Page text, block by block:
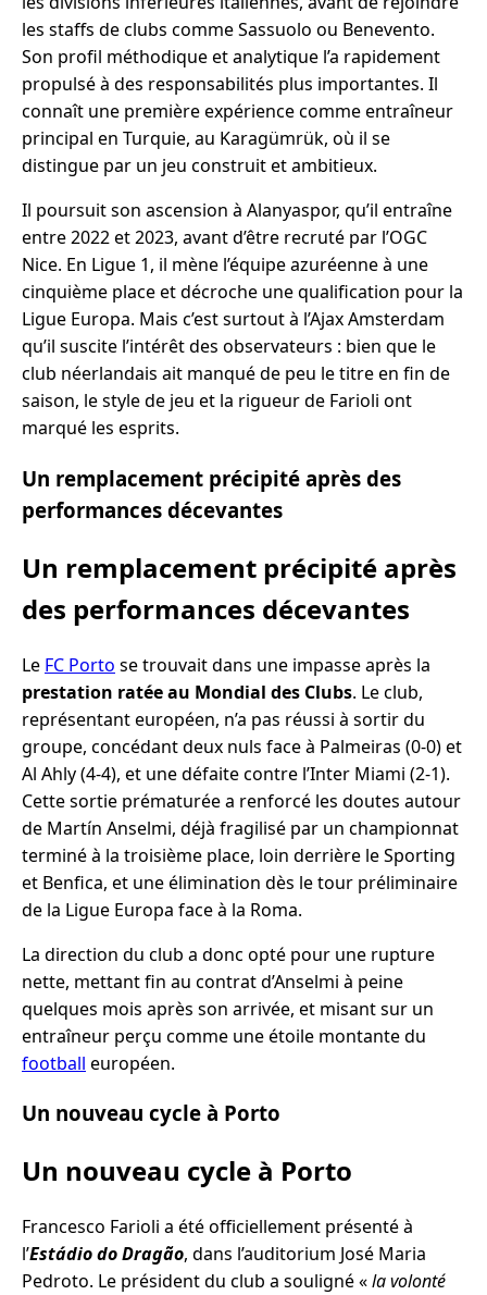
les staffs de clubs comme Sassuolo ou Benevento.
Son profil méthodique et analytique l’a rapidement
propulsé à des responsabilités plus importantes. Il
connaît une première expérience comme entraîneur
principal en Turquie, au Karagümrük, où il se
distingue par un jeu construit et ambitieux.
Il poursuit son ascension à Alanyaspor, qu’il entraîne
entre 2022 et 2023, avant d’être recruté par l’OGC
Nice. En Ligue 1, il mène l’équipe azuréenne à une
cinquième place et décroche une qualification pour la
Ligue Europa. Mais c’est surtout à l’Ajax Amsterdam
qu’il suscite l’intérêt des observateurs : bien que le
club néerlandais ait manqué de peu le titre en fin de
saison, le style de jeu et la rigueur de Farioli ont
marqué les esprits.
Un remplacement précipité après des
performances décevantes
Un remplacement précipité après
des performances décevantes
Le FC Porto se trouvait dans une impasse après la
prestation ratée au Mondial des Clubs. Le club,
représentant européen, n’a pas réussi à sortir du
groupe, concédant deux nuls face à Palmeiras (0-0) et
Al Ahly (4-4), et une défaite contre l’Inter Miami (2-1).
Cette sortie prématurée a renforcé les doutes autour
de Martín Anselmi, déjà fragilisé par un championnat
terminé à la troisième place, loin derrière le Sporting
et Benfica, et une élimination dès le tour préliminaire
de la Ligue Europa face à la Roma.
La direction du club a donc opté pour une rupture
nette, mettant fin au contrat d’Anselmi à peine
quelques mois après son arrivée, et misant sur un
entraîneur perçu comme une étoile montante du
football européen.
Un nouveau cycle à Porto
Un nouveau cycle à Porto
Francesco Farioli a été officiellement présenté à
l’Estádio do Dragão, dans l’auditorium José Maria
Pedroto. Le président du club a souligné «la volonté